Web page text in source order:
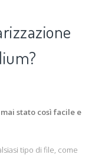
stato così facile e
tipo di file, come